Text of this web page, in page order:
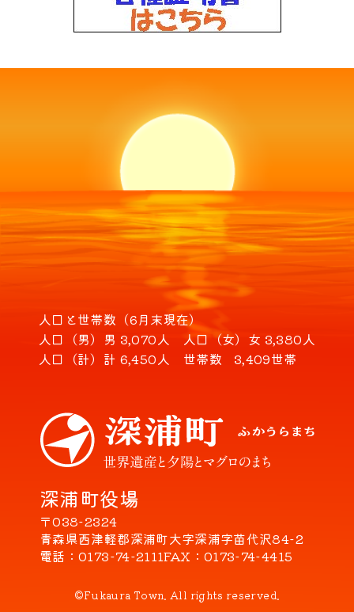
深浦町役場
〒038-2324
青森県西津軽郡深浦町大字深浦字苗代沢84-2
電話
0173-74-2111FAX 0173-74-4415
人口と世帯数（6月末現在）
人口（男） 男 3,070人 人口（女） 女 3,380人
人口（計） 計 6,450人 世帯数 3,409世帯
©Fukaura Town. All rights reserved.